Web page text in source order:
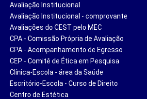
Avaliação Institucional
Avaliação Institucional - comprovante
Avaliações do CEST pelo MEC
CPA - Comissão Própria de Avaliação
CPA - Acompanhamento de Egresso
CEP - Comitê de Ética em Pesquisa
Clínica-Escola - área da Saúde
Escritório-Escola - Curso de Direito
Centro de Estética